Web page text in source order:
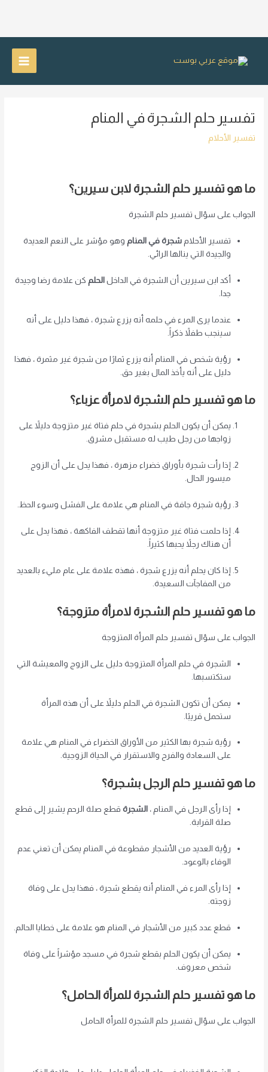
Main
تفسير حلم الشجرة في المنام
تفسير الأحلام
ما هو تفسير حلم الشجرة لابن سيرين؟
الجواب على سؤال تفسير حلم الشجرة
تفسير الأحلامشجرة في المنام وهو مؤشر على النعم العديدة
والجيدة التي ينالها الرائي.
أكد ابن سيرين أن الشجرة في الداخل الحلم كن علامة رضا وجيدة
جدا.
عندما يرى المرء في حلمه أنه يزرع شجرة ، فهذا دليل على أنه
سينجب طفلاً ذكراً.
رؤية شخص في المنام أنه يزرع ثمارًا من شجرة غير مثمرة ، فهذا
دليل على أنه يأخذ المال بغير حق.
ما هو تفسير حلم الشجرة لامرأة عزباء؟
يمكن أن يكون الحلم بشجرة في حلم فتاة غير متزوجة دليلاً على
زواجها من رجل طيب له مستقبل مشرق.
إذا رأت شجرة بأوراق خضراء مزهرة ، فهذا يدل على أن الزوج
ميسور الحال.
رؤية شجرة جافة في المنام هي علامة على الفشل وسوء الحظ.
إذا حلمت فتاة غير متزوجة أنها تقطف الفاكهة ، فهذا يدل على
أن هناك رجلاً يحبها كثيراً.
إذا كان يحلم أنه يزرع شجرة ، فهذه علامة على عام مليء بالعديد
من المفاجآت السعيدة.
ما هو تفسير حلم الشجرة لامرأة متزوجة؟
الجواب على سؤال تفسير حلم المرأة المتزوجة
الشجرة في حلم المرأة المتزوجة دليل على الزوج والمعيشة التي
ستكتسبها.
يمكن أن تكون الشجرة في الحلم دليلاً على أن هذه المرأة
ستحمل قريبًا.
رؤية شجرة بها الكثير من الأوراق الخضراء في المنام هي علامة
على السعادة والفرح والاستقرار في الحياة الزوجية.
ما هو تفسير حلم الرجل بشجرة؟
إذا رأى الرجل في المنام ،الشجرة قطع صلة الرحم يشير إلى قطع
صلة القرابة.
رؤية العديد من الأشجار مقطوعة في المنام يمكن أن تعني عدم
الوفاء بالوعود.
إذا رأى المرء في المنام أنه يقطع شجرة ، فهذا يدل على وفاة
زوجته.
قطع عدد كبير من الأشجار في المنام هو علامة على خطايا الحالم.
يمكن أن يكون الحلم بقطع شجرة في مسجد مؤشراً على وفاة
شخص معروف.
ما هو تفسير حلم الشجرة للمرأة الحامل؟
الجواب على سؤال تفسير حلم الشجرة للمرأة الحامل